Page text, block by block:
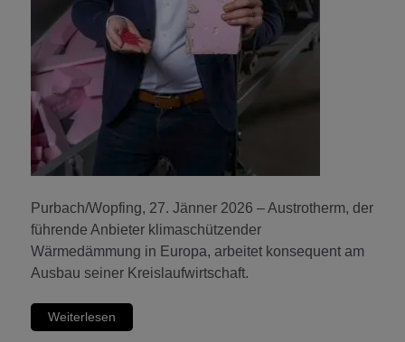
Purbach/Wopfing, 27. Jänner 2026 – Austrotherm, der
führende Anbieter klimaschützender
Wärmedämmung in Europa, arbeitet konsequent am
Ausbau seiner Kreislaufwirtschaft.
Weiterlesen